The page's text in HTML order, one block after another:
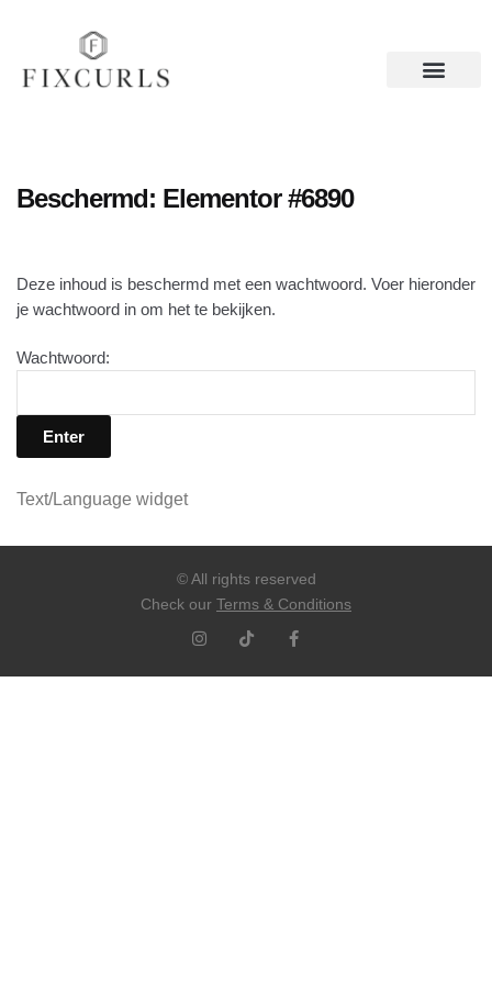
Beschermd: Elementor #6890
Deze inhoud is beschermd met een wachtwoord. Voer hieronder
je wachtwoord in om het te bekijken.
Wachtwoord:
Text/Language widget
© All rights reserved
Check our Terms & Conditions